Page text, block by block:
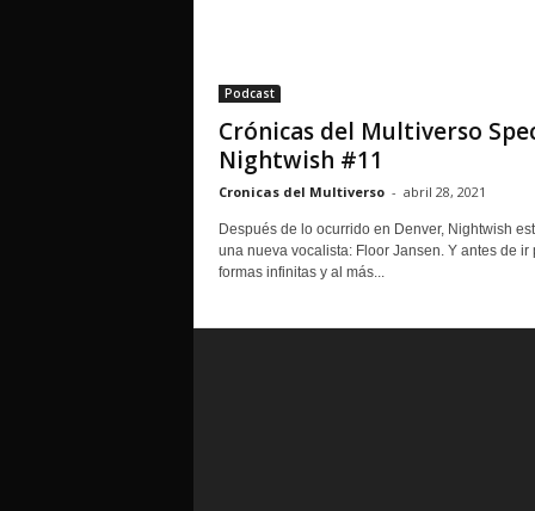
Podcast
Crónicas del Multiverso
Nightwish #11
Cronicas del Multiverso - abril 28, 2021
Después de lo ocurrido en Denver, Nightwish
una nueva vocalista: Floor Jansen. Y antes de ir
formas infinitas y al más...